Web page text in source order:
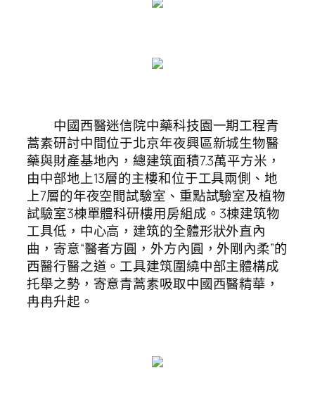
中國西醫迷信院中藥科技園一期工程青
蒿素研討中間位于北京年夜興區新城生物醫
藥與財產基地內，總建筑面積7.3萬平方米，
由中部地上13層的主樓和位于工具兩側、地
上7層的年夜空間試驗室、重點試驗室及植物
試驗室3棟單體科研樓用房組成。3棟建筑物
工具低，中心高，建筑的全體形狀外直內
曲，寄意“醫者方圓，外方內圓，外剛內柔”的
西醫行醫之道。工具建筑圍繞中部主體構成
托舉之勢，寄意青蒿素吸取中國西醫精華，
冉冉升起。